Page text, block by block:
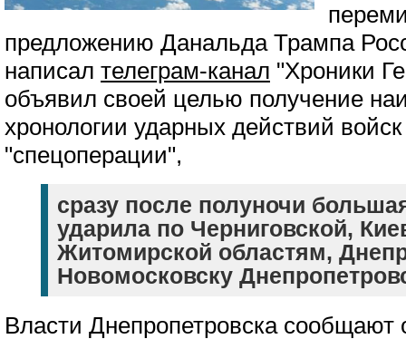
предложению Данальда Трампа
написал телеграм-канал "Хроники
объявил своей целью получение
хронологии ударных действий
"спецоперации",
сразу после полуночи
ударила по Черниговской,
Житомирской областям,
Новомосковску
Власти Днепропетровска сообщают